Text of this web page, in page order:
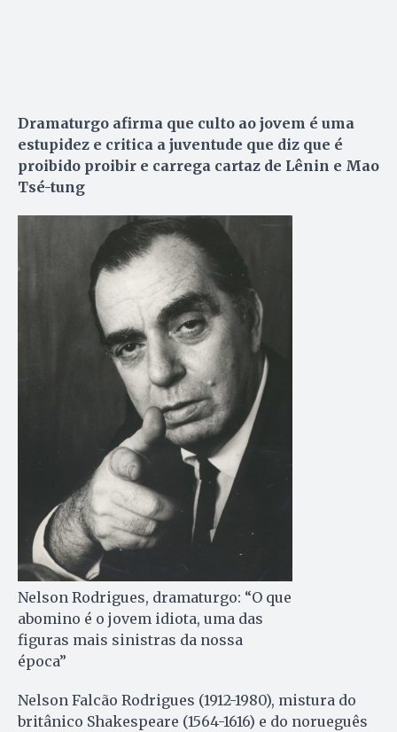
Dramaturgo afirma que culto ao jovem é uma
estupidez e critica a juventude que diz que é
proibido proibir e carrega cartaz de Lênin e Mao
Tsé-tung
Nelson Rodrigues, dramaturgo: “O que
abomino é o jovem idiota, uma das
figuras mais sinistras da nossa
época”
Nelson Falcão Rodrigues (1912-1980), mistura do
britânico Shakespeare (1564-1616) e do norueguês